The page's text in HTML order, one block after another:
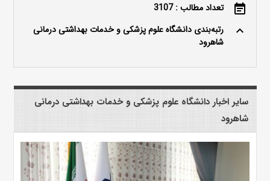
event_note تعداد مطالب : 3107
keyboard_arrow_up
رتبه‌بندی دانشگاه علوم پزشکی و خدمات بهداشتی درمانی
شاهرود
سایر اخبار دانشگاه علوم پزشکی و خدمات بهداشتی درمانی
شاهرود